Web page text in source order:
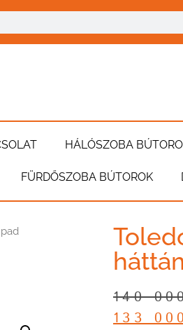
HÁLÓSZOBA
FÜRDŐSZOBA BÚTOROK
140
133